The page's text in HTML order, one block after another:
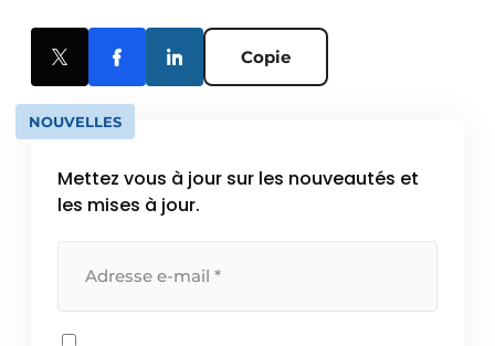
Copie
NOUVELLES
Mettez vous à jour sur les nouveautés et
les mises à jour.